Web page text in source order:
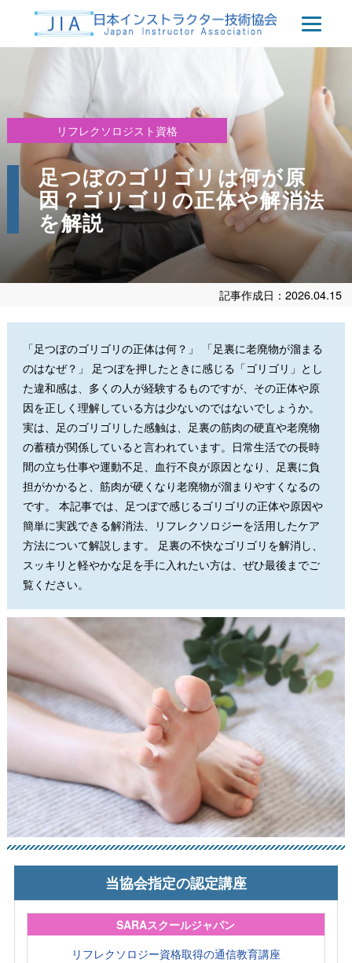
リフレクソロジスト資格
足つぼのゴリゴリは何が原
因？ゴリゴリの正体や解消法
を解説
記事作成日：2026.04.15
「足つぼのゴリゴリの正体は何？」 「足裏に老廃物が溜まる
のはなぜ？」 足つぼを押したときに感じる「ゴリゴリ」とし
た違和感は、多くの人が経験するものですが、その正体や原
因を正しく理解している方は少ないのではないでしょうか。
実は、足のゴリゴリした感触は、足裏の筋肉の硬直や老廃物
の蓄積が関係していると言われています。日常生活での長時
間の立ち仕事や運動不足、血行不良が原因となり、足裏に負
担がかかると、筋肉が硬くなり老廃物が溜まりやすくなるの
です。 本記事では、足つぼで感じるゴリゴリの正体や原因や
簡単に実践できる解消法、リフレクソロジーを活用したケア
方法について解説します。 足裏の不快なゴリゴリを解消し、
スッキリと軽やかな足を手に入れたい方は、ぜひ最後までご
覧ください。
当協会指定の認定講座
SARAスクールジャパン
リフレクソロジー資格取得の通信教育講座